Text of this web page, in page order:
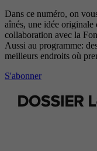
Dans ce numéro, on
aînés, une idée originale
collaboration avec la
Aussi au programme:
meilleurs endroits où
S'abonner